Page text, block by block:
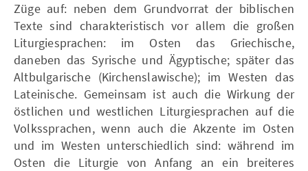
Züge auf: neben dem Grundvorrat der biblischen
Texte sind charakteristisch vor allem die großen
Liturgiesprachen: im Osten das Griechische,
daneben das Syrische und Ägyptische; später das
Altbulgarische (Kirchenslawische); im Westen das
Lateinische. Gemeinsam ist auch die Wirkung der
östlichen und westlichen Liturgiesprachen auf die
Volkssprachen, wenn auch die Akzente im Osten
und im Westen unterschiedlich sind: während im
Osten die Liturgie von Anfang an ein breiteres